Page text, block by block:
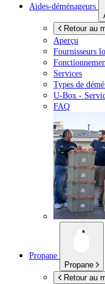
Aides-déménageurs
Retour au
Aperçu
Fournisseurs
Services
Types de
U-Box -
FAQ
Propane
Propane
Retour au